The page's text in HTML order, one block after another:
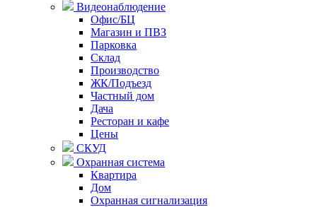
Видеонаблюдение
Офис/БЦ
Магазин и ПВЗ
Парковка
Склад
Производство
ЖК/Подъезд
Частный дом
Дача
Ресторан и кафе
Цены
СКУД
Охранная система
Квартира
Дом
Охранная сигнализация